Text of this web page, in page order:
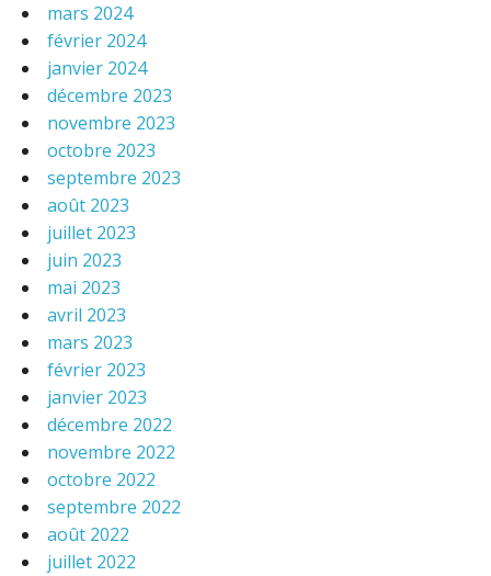
mars 2024
février 2024
janvier 2024
décembre 2023
novembre 2023
octobre 2023
septembre 2023
août 2023
juillet 2023
juin 2023
mai 2023
avril 2023
mars 2023
février 2023
janvier 2023
décembre 2022
novembre 2022
octobre 2022
septembre 2022
août 2022
juillet 2022